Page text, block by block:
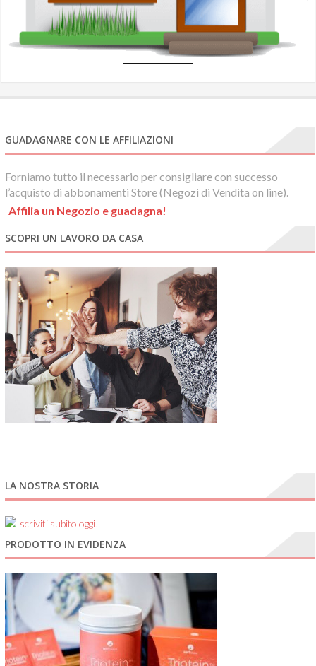
GUADAGNARE CON LE AFFILIAZIONI
Forniamo tutto il necessario per consigliare con successo
l’acquisto di abbonamenti Store (Negozi di Vendita on line).
Affilia un Negozio e guadagna!
SCOPRI UN LAVORO DA CASA
LA NOSTRA STORIA
PRODOTTO IN EVIDENZA